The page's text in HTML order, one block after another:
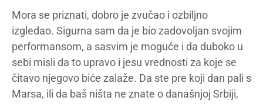
Mora se priznati, dobro je zvučao i ozbiljno
izgledao. Sigurna sam da je bio zadovoljan svojim
performansom, a sasvim je moguće i da duboko u
sebi misli da to upravo i jesu vrednosti za koje se
čitavo njegovo biće zalaže. Da ste pre koji dan pali s
Marsa, ili da baš ništa ne znate o današnjoj Srbiji,